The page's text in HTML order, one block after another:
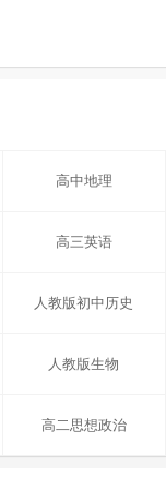
高中地理
高三英语
人教版初中历史
人教版生物
高二思想政治